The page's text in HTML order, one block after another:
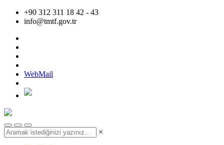
+90 312 311 18 42 - 43
info@tmtf.gov.tr
WebMail
×